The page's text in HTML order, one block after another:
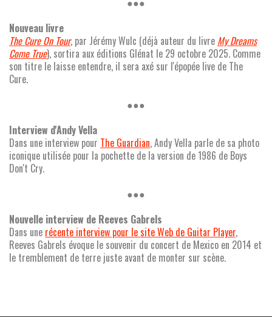
Nouveau livre
The Cure On Tour, par Jérémy Wulc (déjà auteur du livre My Dreams
Come True), sortira aux éditions Glénat le 29 octobre 2025. Comme
son titre le laisse entendre, il sera axé sur l'épopée live de The
Cure.
●●●
Interview d'Andy Vella
Dans une interview pour The Guardian, Andy Vella parle de sa photo
iconique utilisée pour la pochette de la version de 1986 de Boys
Don't Cry.
●●●
Nouvelle interview de Reeves Gabrels
Dans une récente interview pour le site Web de Guitar Player,
Reeves Gabrels évoque le souvenir du concert de Mexico en 2014 et
le tremblement de terre juste avant de monter sur scène.